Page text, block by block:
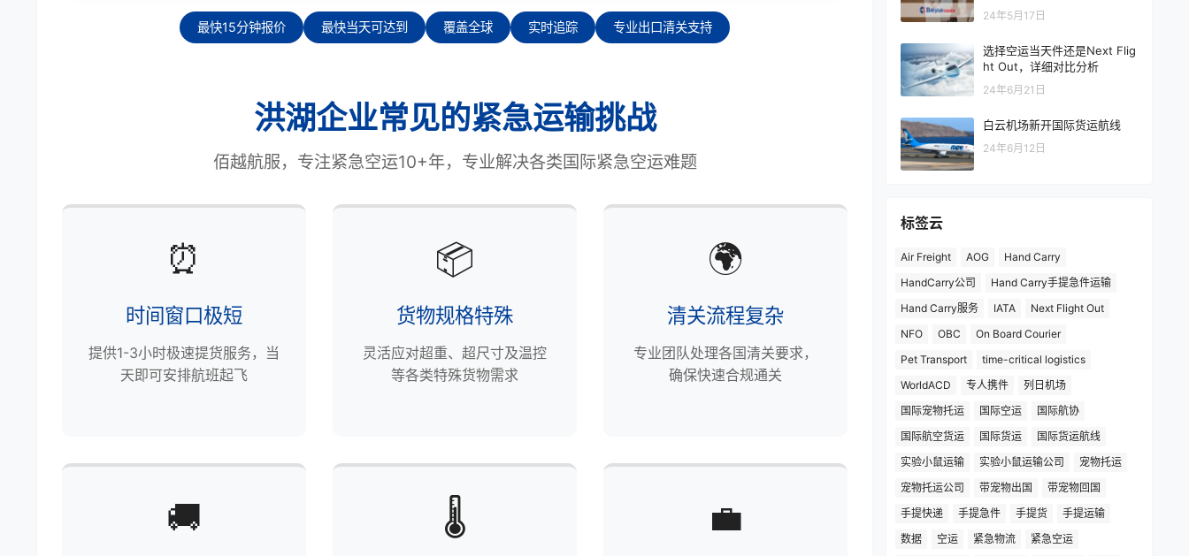
最快15分钟报价 最快当天可达到 覆盖全球 实时追踪 专业出口清关支持
洪湖企业常见的紧急运输挑战
佰越航服，专注紧急空运10+年，专业解决各类国际紧急空运难题
⏰
时间窗口极短
提供1-3小时极速提货服务，当
天即可安排航班起飞
📦
货物规格特殊
灵活应对超重、超尺寸及温控
等各类特殊货物需求
🌍
清关流程复杂
专业团队处理各国清关要求，
确保快速合规通关
🚚 🌡️ 💼
24年5月17日
选择空运当天件还是Next Flig
ht Out，详细对比分析
24年6月21日
白云机场新开国际货运航线
24年6月12日
标签云
Air Freight AOG
Hand Carry
HandCarry公司
Hand Carry手提急件运输
Hand Carry服务
IATA
Next Flight Out
NFO
OBC
On Board Courier
Pet Transport
time-critical logistics
WorldACD
专人携件
列日机场
国际宠物托运
国际空运
国际航协
国际航空货运
国际货运
国际货运航线
实验小鼠运输
实验小鼠运输公司
宠物托运
宠物托运公司
带宠物出国
带宠物回国
手提快递
手提急件 手提货
手提运输
数据
空运 紧急物流
紧急空运